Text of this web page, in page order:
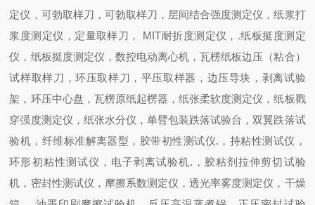
定仪，可勃取样刀，可勃取样刀，层间结合强度测定仪，纸浆打
浆度测定仪，定量取样刀， MIT耐折度测定仪，.纸板挺度测定
仪，纸板挺度测定仪，数控电动离心机，瓦楞纸板边压（粘合）
试样取样刀，环压取样刀，平压取样器，边压导块，剥离试验
架，环压中心盘，瓦楞原纸起楞器，纸张柔软度测定仪，纸板戳
穿强度测定仪，纸张水分仪，单臂包装跌落试验台，双翼跌落试
验机，纤维标准解离器型，胶带初性测试仪.，持粘性测试仪，
环形初粘性测试仪，电子剥离试验机.，胶粘剂拉伸剪切试验
机，密封性测试仪，摩擦系数测定仪，透光率雾度测定仪，干燥